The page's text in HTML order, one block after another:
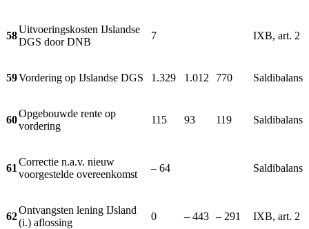
58
Uitvoeringskosten IJslandse
DGS door DNB
7 IXB, art. 2
59Vordering op IJslandse DGS 1.329 1.012 770 Saldibalans
60
Opgebouwde rente op
vordering
115 93 119 Saldibalans
61
Correctie n.a.v. nieuw
voorgestelde overeenkomst
– 64 Saldibalans
62
Ontvangsten lening IJsland
(i.) aflossing
0 – 443 – 291 IXB, art. 2